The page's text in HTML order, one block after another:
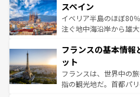
ろん、トスカーナの美
景など、自然景観も見
ピザやパスタなど、絶
ませてくれるイタリア
なお、新着のイタリア情
しい。
スペイン
イベリア半島のほぼ80
注ぐ地中海沿岸から雄
文化が根付くこの国で
れる闘牛、そして美味
る。首都マドリードの
アートに溢れた街角か
フランスの基本情報
ット
フランスは、世界中の
指の観光地だ。首都パ